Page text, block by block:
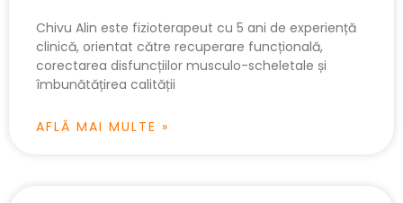
Chivu Alin este fizioterapeut cu 5 ani de experiență
clinică, orientat către recuperare funcțională,
corectarea disfuncțiilor musculo-scheletale și
îmbunătățirea calității
AFLĂ MAI MULTE »